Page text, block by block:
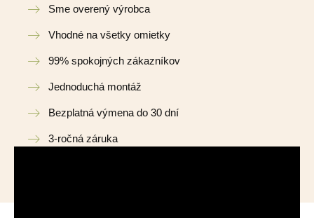
Sme overený výrobca
Vhodné na všetky omietky
99% spokojných zákazníkov
Jednoduchá montáž
Bezplatná výmena do 30 dní
3-ročná záruka